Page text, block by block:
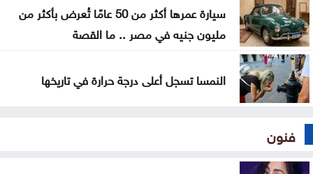
الاحتلال يوسّع الاستيطان بإقرار 627 وحدة جديدة برام
الله والبيرة
سيارة عمرها أكثر من 50 عامًا تُعرض بأكثر من
مليون جنيه في مصر .. ما القصة
النمسا تسجل أعلى درجة حرارة في تاريخها
فنون